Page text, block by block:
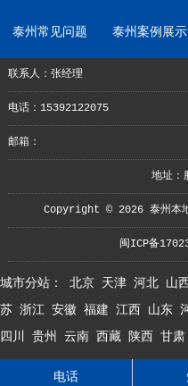
泰州常见问题 泰州案例展示
联系人：张经理
电话：15392122075
邮箱：
地址：
Copyright © 2026 泰州本
闽ICP备
城市分站： 北京 天津 河北 山
苏 浙江 安徽 福建 江西 山东
四川
贵州 云南 西藏 陕西 甘肃
电话